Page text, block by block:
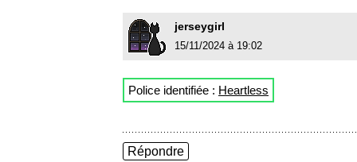
jerseygirl
15/11/2024 à 19:02
Police identifiée : Heartless
Répondre